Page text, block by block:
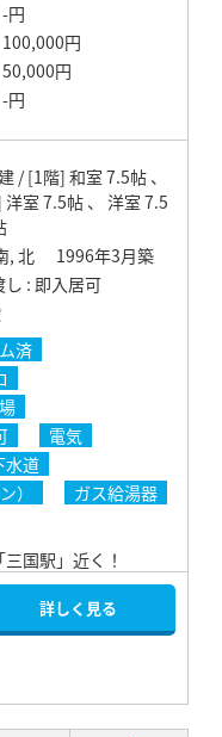
-円
100,000円
50,000円
-円
/ [1階] 和室 7.5帖 、
室 7.5帖 、 洋室 7.5
, 北
1996年3月築
し 即入居可
済
電気
水道
）
ガス給湯器
国駅」近く！
詳しく見る